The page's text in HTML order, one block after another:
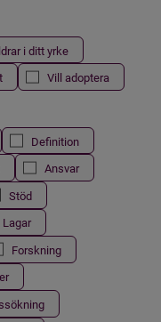
i ditt yrke
Vill adoptera
Definition
Ansvar
Stöd
Lagar
Forskning